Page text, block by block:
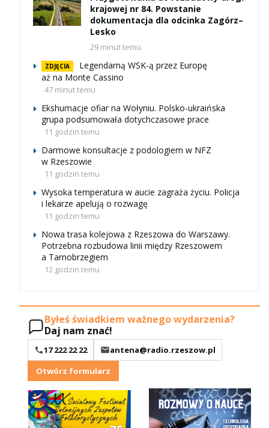
krajowej nr 84. Powstanie
dokumentacja dla odcinka Zagórz–
Lesko
29 minut temu
ZDJĘCIA
Legendarną WSK-ą przez Europę
aż na Monte Cassino
47 minut temu
Ekshumacje ofiar na Wołyniu. Polsko-ukraińska
grupa podsumowała dotychczasowe prace
11 godzin temu
Darmowe konsultacje z podologiem w NFZ
w Rzeszowie
11 godzin temu
Wysoka temperatura w aucie zagraża życiu. Policja
i lekarze apelują o rozwagę
11 godzin temu
Nowa trasa kolejowa z Rzeszowa do Warszawy.
Potrzebna rozbudowa linii między Rzeszowem
a Tarnobrzegiem
12 godzin temu
Byłeś świadkiem ważnego wydarzenia?
Daj nam znać!
17 222 22 22
antena@radio.rzeszow.pl
Otwórz formularz